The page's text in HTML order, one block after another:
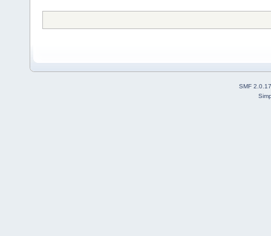
SMF 2.0.17